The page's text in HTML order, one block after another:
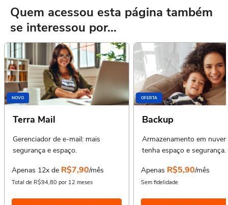
Quem acessou esta página também
se interessou por...
NOVO
Terra Mail
Gerenciador de e-mail: mais
segurança e espaço.
Apenas 12x de R$7,90/mês
Total de R$94,80 por 12 meses
OFERTA
Backup
Armazenamento em
tenha espaço e segurança.
Apenas R$5,90/mês
Sem fidelidade